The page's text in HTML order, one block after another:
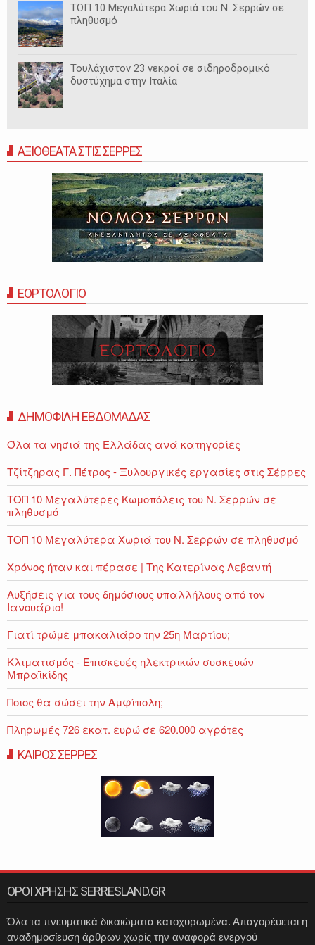
ΤΟΠ 10 Μεγαλύτερα Χωριά του Ν. Σερρών σε
πληθυσμό
Τουλάχιστον 23 νεκροί σε σιδηροδρομικό
δυστύχημα στην Ιταλία
ΑΞΙΟΘΕΑΤΑ ΣΤΙΣ ΣΕΡΡΕΣ
ΕΟΡΤΟΛΟΓΙΟ
ΔΗΜΟΦΙΛΗ ΕΒΔΟΜΑΔΑΣ
Όλα τα νησιά της Ελλάδας ανά κατηγορίες
Τζίτζηρας Γ. Πέτρος - Ξυλουργικές εργασίες στις Σέρρες
ΤΟΠ 10 Μεγαλύτερες Κωμοπόλεις του Ν. Σερρών σε
πληθυσμό
ΤΟΠ 10 Μεγαλύτερα Χωριά του Ν. Σερρών σε πληθυσμό
Χρόνος ήταν και πέρασε | Της Κατερίνας Λεβαντή
Αυξήσεις για τους δημόσιους υπαλλήλους από τον
Ιανουάριο!
Γιατί τρώμε μπακαλιάρο την 25η Μαρτίου;
Κλιματισμός - Επισκευές ηλεκτρικών συσκευών
Μπραϊκίδης
Ποιος θα σώσει την Αμφίπολη;
Πληρωμές 726 εκατ. ευρώ σε 620.000 αγρότες
ΚΑΙΡΟΣ ΣΕΡΡΕΣ
ΟΡΟΙ ΧΡΗΣΗΣ SERRESLAND.GR
Όλα τα πνευματικά δικαιώματα κατοχυρωμένα. Απαγορέυεται η
αναδημοσίευση άρθρων χωρίς την αναφορά ενεργού